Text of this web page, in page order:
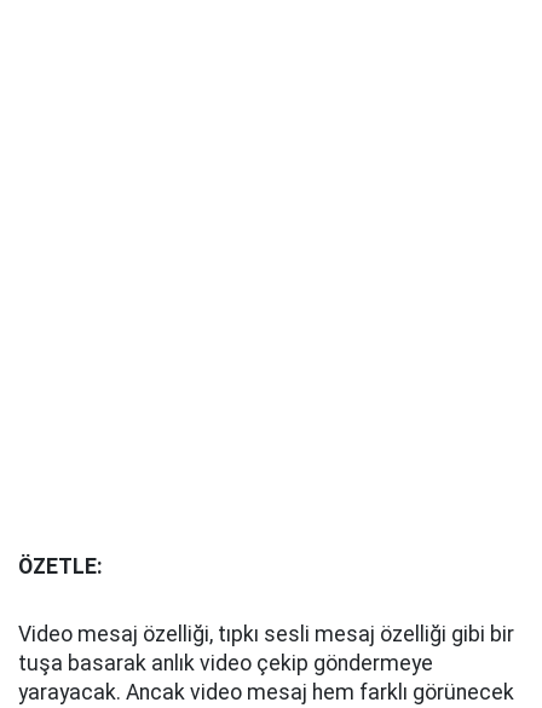
ÖZETLE:
Video mesaj özelliği, tıpkı sesli mesaj özelliği gibi bir
tuşa basarak anlık video çekip göndermeye
yarayacak. Ancak video mesaj hem farklı görünecek